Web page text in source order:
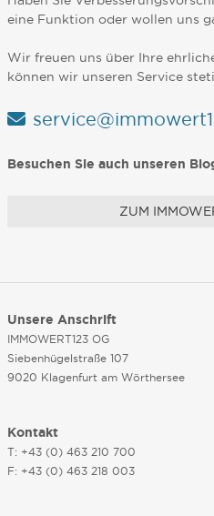
eine Funktion oder wollen uns
Wir freuen uns über Ihre
können wir unseren Service
Besuchen Sie auch unseren
ZUM
Unsere Anschrift
IMMOWERT123 OG
Siebenhügelstraße 107
9020 Klagenfurt am Wörthersee
Kontakt
T: +43 (0) 463 210 700
F: +43 (0) 463 218 003